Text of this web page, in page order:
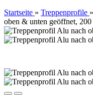
Startseite » Treppenprofile »
oben & unten geöffnet, 200